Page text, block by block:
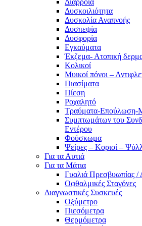
Διάρροια
Δυσκοιλιότητα
Δυσκολία Αναπνοής
Δυσπεψία
Δυσφορία
Εγκαύματα
Έκζεμα- Ατοπική
Κολικοί
Μυικοί πόνοι –
Πιασίματα
Πίεση
Ροχαλητό
Τραύματα-
Συμπτωμάτων του
Εντέρου
Φούσκωμα
Ψείρες – Κοριοί –
Για τα Αυτιά
Για τα Μάτια
Γυαλιά Πρεσβυωπίας /
Οφθαλμικές Σταγόνες
Διαγνωστικές Συσκευές
Οξύμετρο
Πιεσόμετρα
Θερμόμετρα